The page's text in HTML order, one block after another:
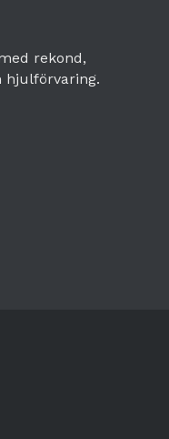
rekond,
hjulförvaring.